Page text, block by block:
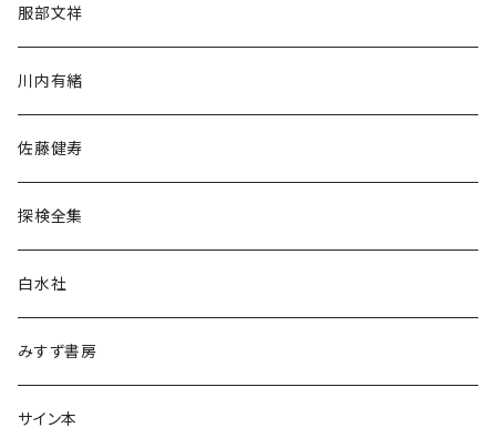
民族・風習
言語・ことば
服部文祥
川内有緒
佐藤健寿
探検全集
白水社
みすず書房
サイン本